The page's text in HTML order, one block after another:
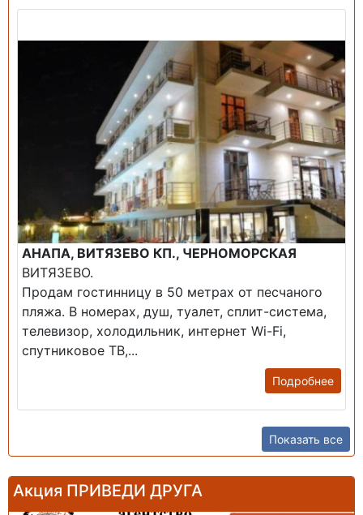
АНАПА, ВИТЯЗЕВО КП., ЧЕРНОМОРСКАЯ
ВИТЯЗЕВО.
Продам гостинницу в 50 метрах от песчаного
пляжа. В номерах, душ, туалет, сплит-система,
телевизор, холодильник, интернет Wi-Fi,
спутниковое ТВ,...
Подробнее
Показать все
Акция ПРИВЕДИ ДРУГА